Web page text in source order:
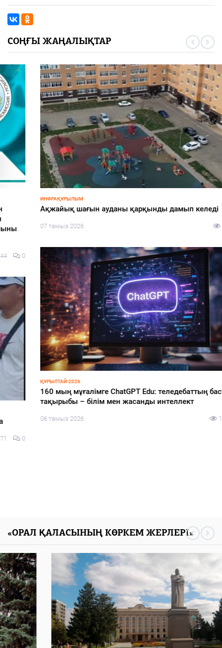
СОҢҒЫ ЖАҢАЛЫҚТАР
ИНФРАҚҰРЫЛЫМ
Ақжайық шағын ауданы қарқынды дамып келеді
07 тамыз 2026 0
ҚҰРЫЛТАЙ-2026
160 мың мұғалімге ChatGPT Edu: теледебаттың басты
тақырыбы – білім мен жасанды интеллект
06 тамыз 2026 0
«ОРАЛ ҚАЛАСЫНЫҢ КӨРКЕМ ЖЕРЛЕРІ»